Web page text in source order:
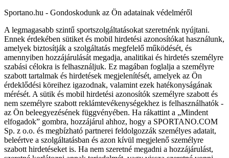
Sportano.hu - Gondoskodunk az Ön adatainak védelméről
A legmagasabb szintű sportszolgáltatásokat szeretnénk nyújtani.
Ennek érdekében sütiket és mobil hirdetési azonosítókat használunk,
amelyek biztosítják a szolgáltatás megfelelő működését, és
amennyiben hozzájárulását megadja, analitikai és hirdetés személyre
szabási célokra is felhasználjuk. Ez magában foglalja a személyre
szabott tartalmak és hirdetések megjelenítését, amelyek az Ön
érdeklődési köreihez igazodnak, valamint ezek hatékonyságának
mérését. A sütik és mobil hirdetési azonosítók személyre szabott és
nem személyre szabott reklámtevékenységekhez is felhasználhatók -
az Ön beleegyezésének függvényében. Ha rákattint a „Mindent
elfogadok” gombra, hozzájárul ahhoz, hogy a SPORTANO.COM
Sp. z o.o. és megbízható partnerei feldolgozzák személyes adatait,
beleértve a szolgáltatásban és azon kívül megjelenő személyre
szabott hirdetéseket is. Ha nem szeretné megadni a hozzájárulást,